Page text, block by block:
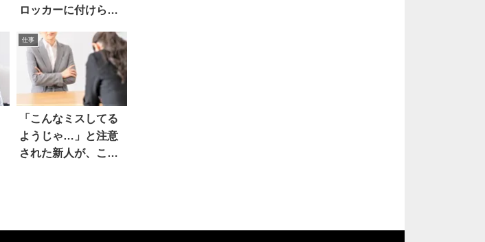
ロッカーに付けられ
仕事
「こんなミスしてる
ようじゃ…」と注意
された新人が、この